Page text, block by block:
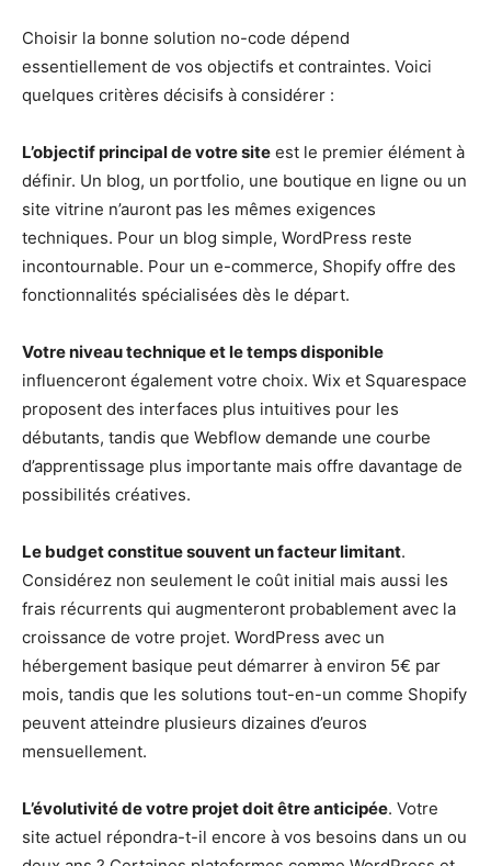
Choisir la bonne solution no-code dépend
essentiellement de vos objectifs et contraintes. Voici
quelques critères décisifs à considérer :
L’objectif principal de votre site est le premier élément à
définir. Un blog, un portfolio, une boutique en ligne ou un
site vitrine n’auront pas les mêmes exigences
techniques. Pour un blog simple, WordPress reste
incontournable. Pour un e-commerce, Shopify offre des
fonctionnalités spécialisées dès le départ.
Votre niveau technique et le temps disponible
influenceront également votre choix. Wix et Squarespace
proposent des interfaces plus intuitives pour les
débutants, tandis que Webflow demande une courbe
d’apprentissage plus importante mais offre davantage de
possibilités créatives.
Le budget constitue souvent un facteur limitant.
Considérez non seulement le coût initial mais aussi les
frais récurrents qui augmenteront probablement avec la
croissance de votre projet. WordPress avec un
hébergement basique peut démarrer à environ 5€ par
mois, tandis que les solutions tout-en-un comme Shopify
peuvent atteindre plusieurs dizaines d’euros
mensuellement.
L’évolutivité de votre projet doit être anticipée. Votre
site actuel répondra-t-il encore à vos besoins dans un ou